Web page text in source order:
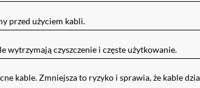
przed użyciem kabli.
wytrzymają czyszczenie i częste użytkowanie.
kable. Zmniejsza to ryzyko i sprawia, że ​​kable